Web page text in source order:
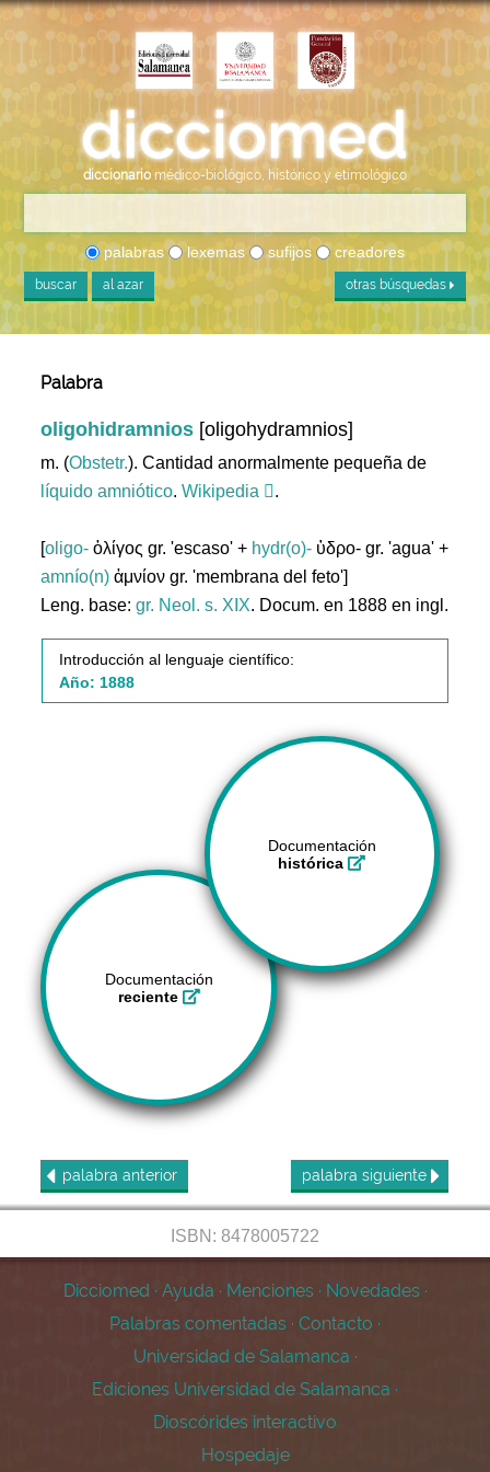
diccionario médico-biológico, histórico y etimológico
palabras lexemas sufijos creadores
buscar al azar otras búsquedas
Palabra
oligohidramnios [oligohydramnios]
m. (Obstetr.). Cantidad anormalmente pequeña de
líquido amniótico.Wikipedia .
[oligo- ὀλίγος gr. 'escaso' + hydr(o)- ὑδρο- gr. 'agua' +
amnío(n) ἀμνίον gr. 'membrana del feto']
Leng. base:gr. Neol. s. XIX. Docum. en 1888 en ingl.
Introducción al lenguaje científico:
Año: 1888
Documentación
histórica
Documentación
reciente
palabra anterior palabra siguiente
ISBN: 8478005722
Dicciomed · Ayuda · Menciones · Novedades ·
Palabras comentadas · Contacto ·
Universidad de Salamanca ·
Ediciones Universidad de Salamanca ·
Dioscórides interactivo
Hospedaje